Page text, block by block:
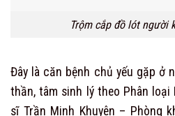
Trộm cắp đồ lót người
Đây là căn bệnh chủ yếu gặp ở
thần, tâm sinh lý theo Phân loại
sĩ Trần Minh Khuyên – Phòng